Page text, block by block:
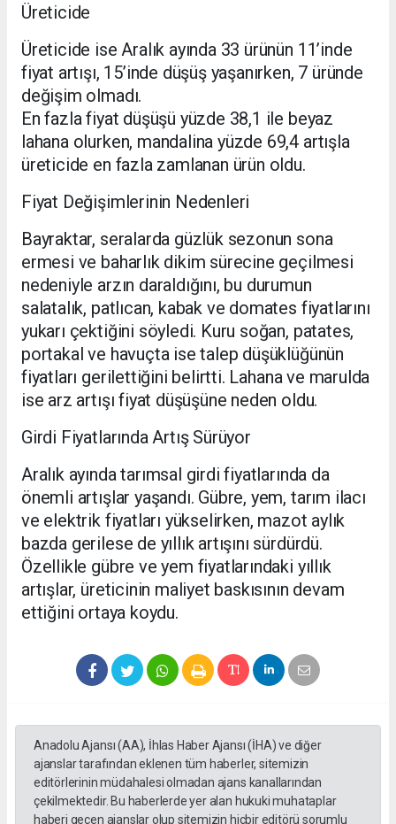
Üreticide
Üreticide ise Aralık ayında 33 ürünün 11’inde
fiyat artışı, 15’inde düşüş yaşanırken, 7 üründe
değişim olmadı.
En fazla fiyat düşüşü yüzde 38,1 ile beyaz
lahana olurken, mandalina yüzde 69,4 artışla
üreticide en fazla zamlanan ürün oldu.
Fiyat Değişimlerinin Nedenleri
Bayraktar, seralarda güzlük sezonun sona
ermesi ve baharlık dikim sürecine geçilmesi
nedeniyle arzın daraldığını, bu durumun
salatalık, patlıcan, kabak ve domates fiyatlarını
yukarı çektiğini söyledi. Kuru soğan, patates,
portakal ve havuçta ise talep düşüklüğünün
fiyatları gerilettiğini belirtti. Lahana ve marulda
ise arz artışı fiyat düşüşüne neden oldu.
Girdi Fiyatlarında Artış Sürüyor
Aralık ayında tarımsal girdi fiyatlarında da
önemli artışlar yaşandı. Gübre, yem, tarım ilacı
ve elektrik fiyatları yükselirken, mazot aylık
bazda gerilese de yıllık artışını sürdürdü.
Özellikle gübre ve yem fiyatlarındaki yıllık
artışlar, üreticinin maliyet baskısının devam
ettiğini ortaya koydu.
Anadolu Ajansı (AA), İhlas Haber Ajansı (İHA) ve diğer
ajanslar tarafından eklenen tüm haberler, sitemizin
editörlerinin müdahalesi olmadan ajans kanallarından
çekilmektedir. Bu haberlerde yer alan hukuki muhataplar
haberi geçen ajanslar olup sitemizin hiçbir editörü sorumlu